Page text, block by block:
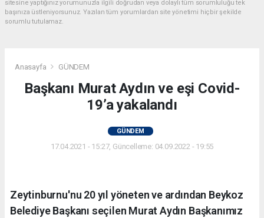
sitesine yaptığınız yorumunuzla ilgili doğrudan veya dolaylı tüm sorumluluğu tek
başınıza üstleniyorsunuz. Yazılan tüm yorumlardan site yönetimi hiçbir şekilde
sorumlu tutulamaz.
Anasayfa GÜNDEM
Başkanı Murat Aydın ve eşi Covid-
19’a yakalandı
GÜNDEM
17.04.2021 - 15:27, Güncelleme: 04.09.2022 - 19:55
Zeytinburnu'nu 20 yıl yöneten ve ardından Beykoz
Belediye Başkanı seçilen Murat Aydın Başkanımız